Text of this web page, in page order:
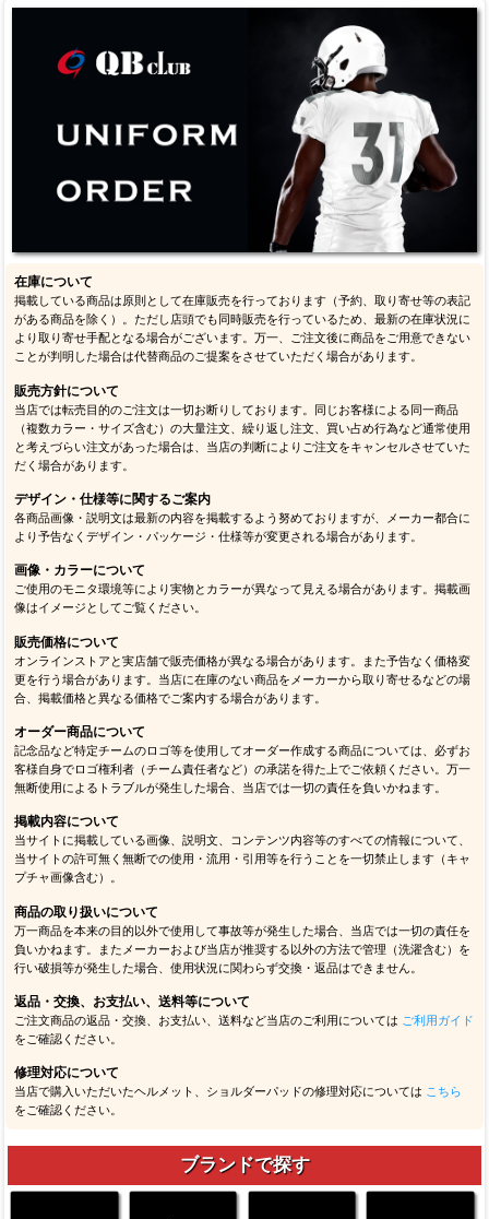
在庫について
掲載している商品は原則として在庫販売を行っております（予約、取り寄せ等の表記
がある商品を除く）。ただし店頭でも同時販売を行っているため、最新の在庫状況に
より取り寄せ手配となる場合がございます。万一、ご注文後に商品をご用意できない
ことが判明した場合は代替商品のご提案をさせていただく場合があります。
販売方針について
当店では転売目的のご注文は一切お断りしております。同じお客様による同一商品
（複数カラー・サイズ含む）の大量注文、繰り返し注文、買い占め行為など通常使用
と考えづらい注文があった場合は、当店の判断によりご注文をキャンセルさせていた
だく場合があります。
デザイン・仕様等に関するご案内
各商品画像・説明文は最新の内容を掲載するよう努めておりますが、メーカー都合に
より予告なくデザイン・パッケージ・仕様等が変更される場合があります。
画像・カラーについて
ご使用のモニタ環境等により実物とカラーが異なって見える場合があります。掲載画
像はイメージとしてご覧ください。
販売価格について
オンラインストアと実店舗で販売価格が異なる場合があります。また予告なく価格変
更を行う場合があります。当店に在庫のない商品をメーカーから取り寄せるなどの場
合、掲載価格と異なる価格でご案内する場合があります。
オーダー商品について
記念品など特定チームのロゴ等を使用してオーダー作成する商品については、必ずお
客様自身でロゴ権利者（チーム責任者など）の承諾を得た上でご依頼ください。万一
無断使用によるトラブルが発生した場合、当店では一切の責任を負いかねます。
掲載内容について
当サイトに掲載している画像、説明文、コンテンツ内容等のすべての情報について、
当サイトの許可無く無断での使用・流用・引用等を行うことを一切禁止します（キャ
プチャ画像含む）。
商品の取り扱いについて
万一商品を本来の目的以外で使用して事故等が発生した場合、当店では一切の責任を
負いかねます。またメーカーおよび当店が推奨する以外の方法で管理（洗濯含む）を
行い破損等が発生した場合、使用状況に関わらず交換・返品はできません。
返品・交換、お支払い、送料等について
ご注文商品の返品・交換、お支払い、送料など当店のご利用については ご利用ガイド
をご確認ください。
修理対応について
当店で購入いただいたヘルメット、ショルダーパッドの修理対応については こちら
をご確認ください。
ブランドで探す